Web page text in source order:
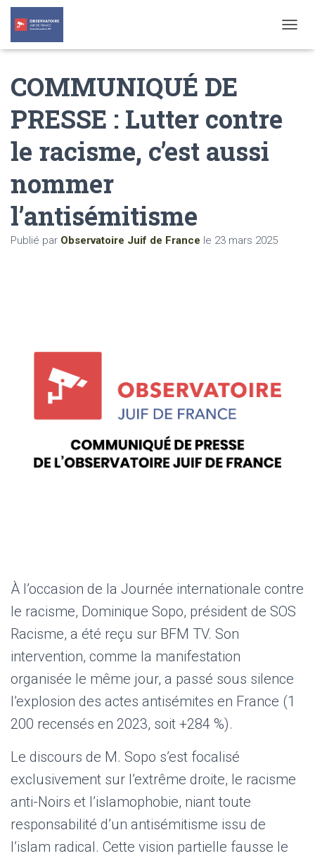
O
COMMUNIQUÉ DE
PRESSE : Lutter contre
le racisme, c’est aussi
nommer
l’antisémitisme
Publié par Observatoire Juif de France le 23 mars 2025
À l’occasion de la Journée internationale contre
le racisme, Dominique Sopo, président de SOS
Racisme, a été reçu sur BFM TV. Son
intervention, comme la manifestation
organisée le même jour, a passé sous silence
l’explosion des actes antisémites en France (1
200 recensés en 2023, soit +284 %).
Le discours de M. Sopo s’est focalisé
exclusivement sur l’extrême droite, le racisme
anti-Noirs et l’islamophobie, niant toute
responsabilité d’un antisémitisme issu de
l’islam radical. Cette vision partielle fausse le